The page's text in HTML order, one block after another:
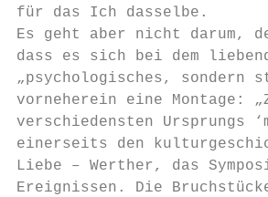
für das Ich dasselbe.
Es geht aber nicht darum,
dass es sich bei dem
„psychologisches,
vorneherein eine Montage:
verschiedensten Ursprungs
einerseits den
Liebe – Werther, das
Ereignissen. Die